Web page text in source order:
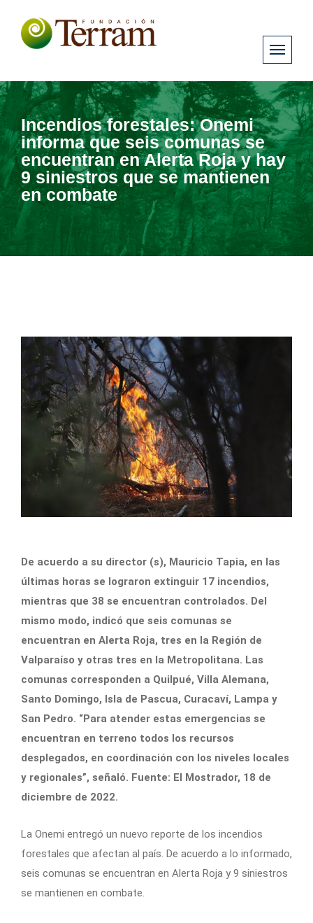
Incendios forestales: Onemi
informa que seis comunas se
encuentran en Alerta Roja y hay
9 siniestros que se mantienen
en combate
De acuerdo a su director (s), Mauricio Tapia, en las
últimas horas se lograron extinguir 17 incendios,
mientras que 38 se encuentran controlados. Del
mismo modo, indicó que seis comunas se
encuentran en Alerta Roja, tres en la Región de
Valparaíso y otras tres en la Metropolitana. Las
comunas corresponden a Quilpué, Villa Alemana,
Santo Domingo, Isla de Pascua, Curacaví, Lampa y
San Pedro. “Para atender estas emergencias se
encuentran en terreno todos los recursos
desplegados, en coordinación con los niveles locales
y regionales”, señaló. Fuente: El Mostrador, 18 de
diciembre de 2022.
La Onemi entregó un nuevo reporte de los incendios
forestales que afectan al país. De acuerdo a lo informado,
seis comunas se encuentran en Alerta Roja y 9 siniestros
se mantienen en combate.